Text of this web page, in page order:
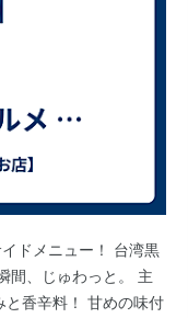
ドメニュー！ 台湾黒
間、じゅわっと。 主
と香辛料！ 甘めの味付